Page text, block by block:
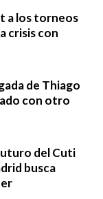
a los torneos
crisis con
de Thiago
con otro
del Cuti
busca